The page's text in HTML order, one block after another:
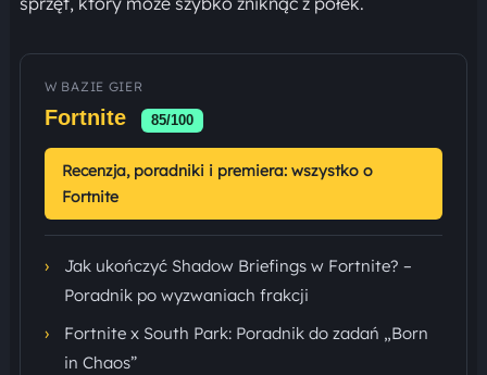
W BAZIE GIER
Fortnite 85/100
Recenzja, poradniki i premiera: wszystko o
Fortnite
›
Jak ukończyć Shadow Briefings w Fortnite? –
Poradnik po wyzwaniach frakcji
›
Fortnite x South Park: Poradnik do zadań „Born
in Chaos”